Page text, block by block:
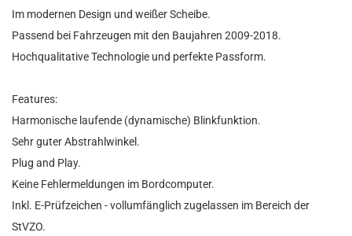
Im modernen Design und weißer Scheibe.
Passend bei Fahrzeugen mit den Baujahren 2009-2018.
Hochqualitative Technologie und perfekte Passform.
Features:
Harmonische laufende (dynamische) Blinkfunktion.
Sehr guter Abstrahlwinkel.
Plug and Play.
Keine Fehlermeldungen im Bordcomputer.
Inkl. E-Prüfzeichen - vollumfänglich zugelassen im Bereich der
StVZO.